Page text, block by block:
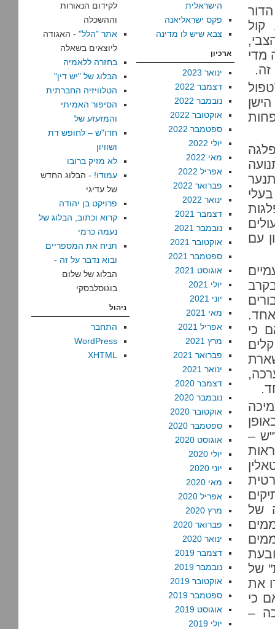
קול
מדי
עם
כי
–
של
של
את
כי
–
הישראלית
פקס ישראליאנה
צבא שיש לו מדינה
ארכיון
ינואר 2023
דצמבר 2022
נובמבר 2022
אוקטובר 2022
ספטמבר 2022
יולי 2022
מאי 2022
אפריל 2022
פברואר 2022
ינואר 2022
דצמבר 2021
נובמבר 2021
אוקטובר 2021
ספטמבר 2021
אוגוסט 2021
יולי 2021
יוני 2021
מאי 2021
אפריל 2021
מרץ 2021
פברואר 2021
ינואר 2021
דצמבר 2020
נובמבר 2020
אוקטובר 2020
ספטמבר 2020
אוגוסט 2020
יולי 2020
יוני 2020
מאי 2020
אפריל 2020
מרץ 2020
פברואר 2020
ינואר 2020
דצמבר 2019
נובמבר 2019
אוקטובר 2019
ספטמבר 2019
אוגוסט 2019
יולי 2019
לקידום הנאורות
וההשכלה
אתר "הלל" - האגודה
ליוצאים בשאלה
בחזרה ללאמיה
הבלוג של "יש דין"
הטלוויזיה החברתית
הסיפור האמיתי
והמזעזע של
חדו"ש – לחופש דת
ושוויון
לא מזיק ברובו
עמודו! - הבלוג החדש
של עדיגי
פרויקט בן יהודה
קרוא וכתוב, הבלוג של
נעמה כרמי
תניח את המספריים
ובוא נדבר על זה -
הבלוג של שלום
בוגוסלבסקי
ניהול
התחבר
WordPress
XHTML